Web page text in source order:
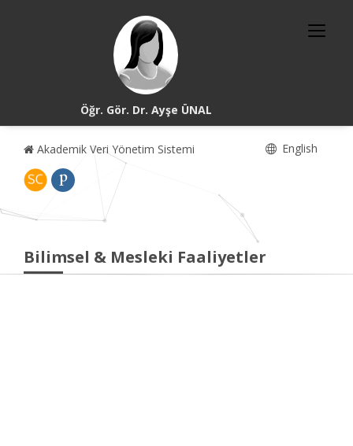
Öğr. Gör. Dr. Ayşe ÜNAL
Akademik Veri Yönetim Sistemi English
Bilimsel & Mesleki Faaliyetler